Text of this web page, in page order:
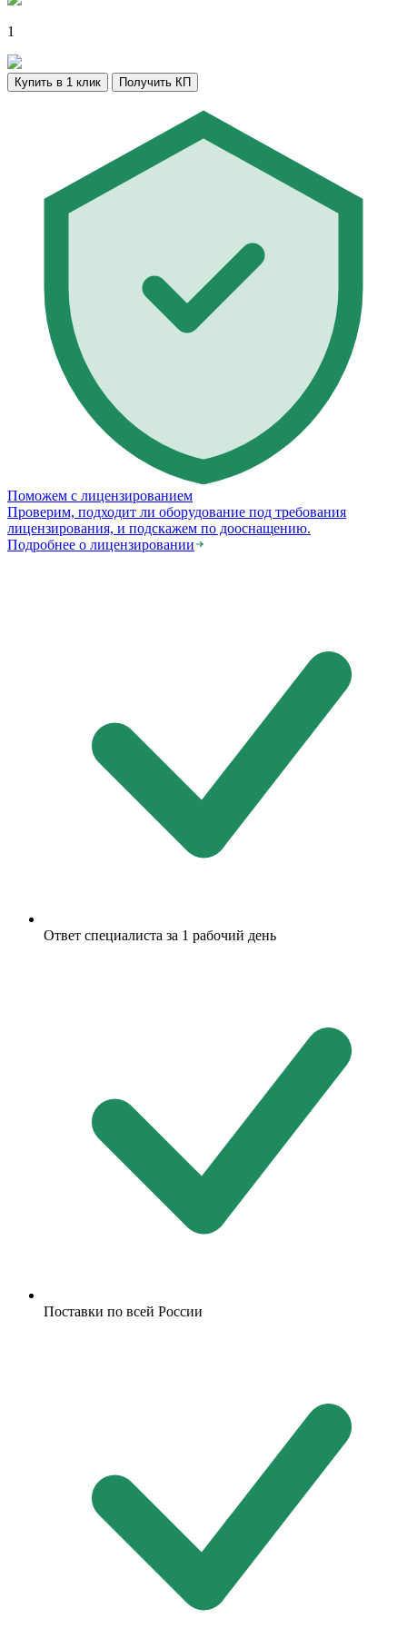
1
Купить в 1 клик Получить КП
Поможем с лицензированием
Проверим, подходит ли оборудование под требования
лицензирования, и подскажем по дооснащению.
Подробнее о лицензировании
Ответ специалиста за 1 рабочий день
Поставки по всей России